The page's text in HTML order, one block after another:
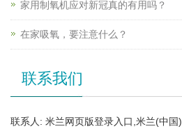
家用制氧机应对新冠真的有用吗？
在家吸氧，要注意什么？
联系我们
联系人: 米兰网页版登录入口,米兰(中国)